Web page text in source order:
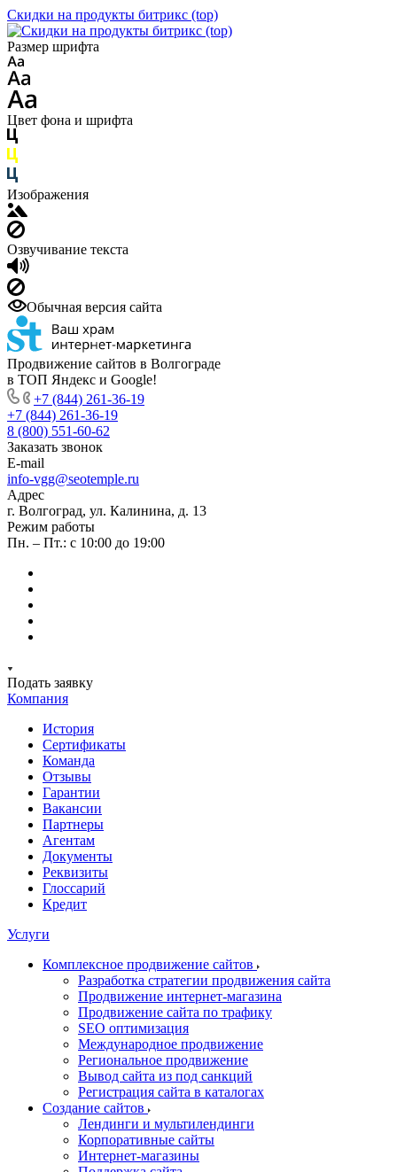
Скидки на продукты битрикс (top)
Размер шрифта
Цвет фона и шрифта
Изображения
Озвучивание текста
Обычная версия сайта
Продвижение сайтов в Волгограде
в ТОП Яндекс и Google!
+7 (844) 261-36-19
+7 (844) 261-36-19
8 (800) 551-60-62
Заказать звонок
E-mail
info-vgg@seotemple.ru
Адрес
г. Волгоград, ул. Калинина, д. 13
Режим работы
Пн. – Пт.: с 10:00 до 19:00
Подать заявку
Компания
История
Сертификаты
Команда
Отзывы
Гарантии
Вакансии
Партнеры
Агентам
Документы
Реквизиты
Глоссарий
Кредит
Услуги
Комплексное продвижение сайтов
Разработка стратегии продвижения сайта
Продвижение интернет-магазина
Продвижение сайта по трафику
SEO оптимизация
Международное продвижение
Региональное продвижение
Вывод сайта из под санкций
Регистрация сайта в каталогах
Создание сайтов
Лендинги и мультилендинги
Корпоративные сайты
Интернет-магазины